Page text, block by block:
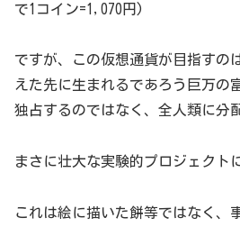
で1コイン=1,070円)
ですが、この仮想通貨が目指すの
えた先に生まれるであろう巨万の
独占するのではなく、全人類に分
まさに壮大な実験的プロジェクト
これは絵に描いた餅等ではなく、